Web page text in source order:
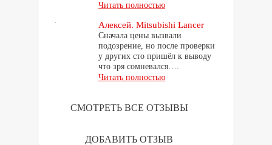
Читать полностью
Алексей. Mitsubishi Lancer
Сначала цены вызвали
подозрение, но после проверки
у других сто пришёл к выводу
что зря сомневался….
Читать полностью
СМОТРЕТЬ ВСЕ ОТЗЫВЫ
ДОБАВИТЬ ОТЗЫВ